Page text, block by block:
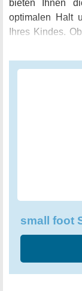
bieten Ihnen
optimalen Halt
Ihres Kindes.
Freunden
Spielspaß und
Garten oder im